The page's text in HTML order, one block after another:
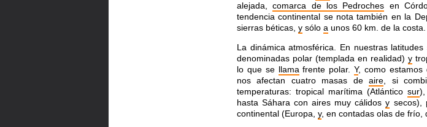
alejada,comarca de los Pedroches en
tendencia continental se nota también en la
sierras béticas, y sólo a unos 60 km. de la costa.
La dinámica atmosférica.
En nuestras
denominadas polar (templada en realidad) y
lo que se llama frente polar.Y, como
nos afectan cuatro masas deaire , si
temperaturas: tropical marítima (Atlánticosur
hasta Sáhara con aires muy cálidosy secos),
continental (Europa, y, en contadas olas de frío,